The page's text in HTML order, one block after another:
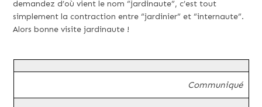
demandez d’où vient le nom “jardinaute”, c’est tout
simplement la contraction entre “jardinier” et “internaute”.
Alors bonne visite jardinaute !
Communiqué